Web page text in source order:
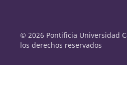
© 2026 Pontificia Universidad
los derechos reservados